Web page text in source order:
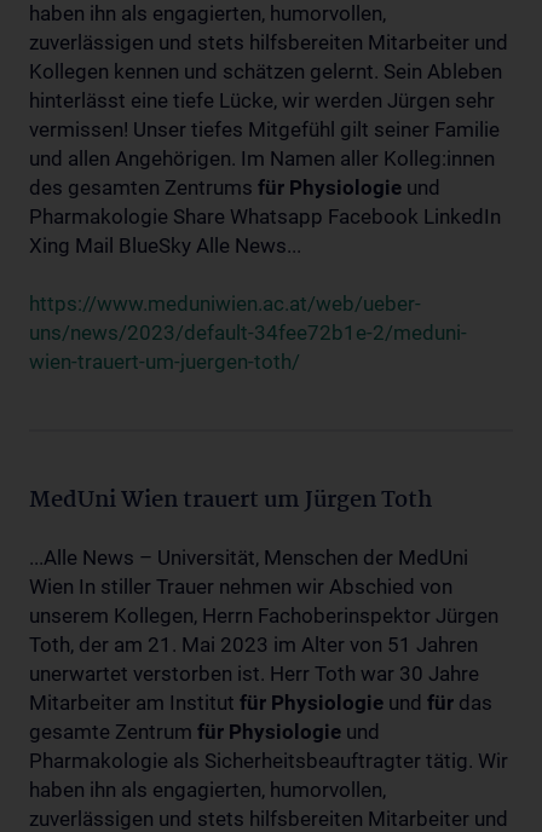
haben ihn als engagierten, humorvollen,
zuverlässigen und stets hilfsbereiten Mitarbeiter und
Kollegen kennen und schätzen gelernt. Sein Ableben
hinterlässt eine tiefe Lücke, wir werden Jürgen sehr
vermissen! Unser tiefes Mitgefühl gilt seiner Familie
und allen Angehörigen. Im Namen aller Kolleg:innen
des gesamten Zentrums für Physiologie und
Pharmakologie Share Whatsapp Facebook LinkedIn
Xing Mail BlueSky Alle News...
https://www.meduniwien.ac.at/web/ueber-
uns/news/2023/default-34fee72b1e-2/meduni-
wien-trauert-um-juergen-toth/
MedUni Wien trauert um Jürgen Toth
...Alle News – Universität, Menschen der MedUni
Wien In stiller Trauer nehmen wir Abschied von
unserem Kollegen, Herrn Fachoberinspektor Jürgen
Toth, der am 21. Mai 2023 im Alter von 51 Jahren
unerwartet verstorben ist. Herr Toth war 30 Jahre
Mitarbeiter am Institut für Physiologie und für das
gesamte Zentrum für Physiologie und
Pharmakologie als Sicherheitsbeauftragter tätig. Wir
haben ihn als engagierten, humorvollen,
zuverlässigen und stets hilfsbereiten Mitarbeiter und